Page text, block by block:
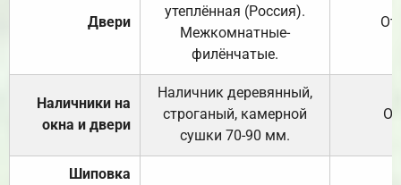
Двери
утеплённая (Россия).
Межкомнатные-
филёнчатые.
Наличники на
окна и двери
Наличник деревянный,
строганый, камерной
сушки 70-90 мм.
Шиповка